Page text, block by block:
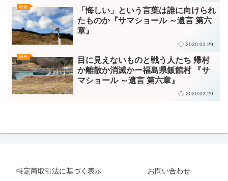
映画
「悔しい」という言葉は誰に向けられ
たものか『サマショール ～遺言 第六
章』
2020.02.29
映画
目に見えないものと戦う人たち 帰村
か離散か消滅かー福島県飯館村 『サ
マショール ～遺言 第六章』
2020.02.29
特定商取引法に基づく表示 お問い合わせ